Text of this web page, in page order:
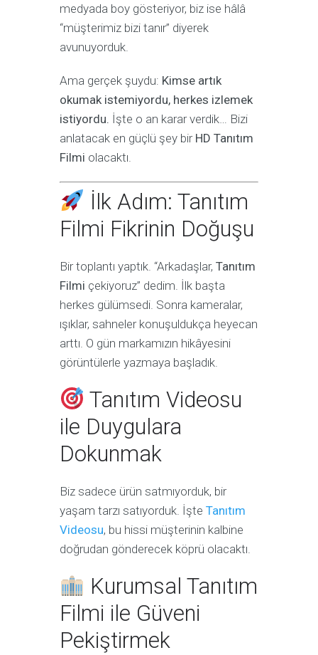
medyada boy gösteriyor, biz ise hâlâ
“müşterimiz bizi tanır” diyerek
avunuyorduk.
Ama gerçek şuydu: Kimse artık
okumak istemiyordu, herkes izlemek
istiyordu. İşte o an karar verdik… Bizi
anlatacak en güçlü şey bir HD Tanıtım
Filmi olacaktı.
İlk Adım: Tanıtım
Filmi Fikrinin Doğuşu
Bir toplantı yaptık. “Arkadaşlar, Tanıtım
Filmi çekiyoruz” dedim. İlk başta
herkes gülümsedi. Sonra kameralar,
ışıklar, sahneler konuşuldukça heyecan
arttı. O gün markamızın hikâyesini
görüntülerle yazmaya başladık.
Tanıtım Videosu
ile Duygulara
Dokunmak
Biz sadece ürün satmıyorduk, bir
yaşam tarzı satıyorduk. İşte Tanıtım
Videosu, bu hissi müşterinin kalbine
doğrudan gönderecek köprü olacaktı.
Kurumsal Tanıtım
Filmi ile Güveni
Pekiştirmek